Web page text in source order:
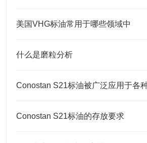
美国VHG标油常用于哪些领域中
什么是磨粒分析
Conostan S21标油被广泛应用于各
Conostan S21标油的存放要求